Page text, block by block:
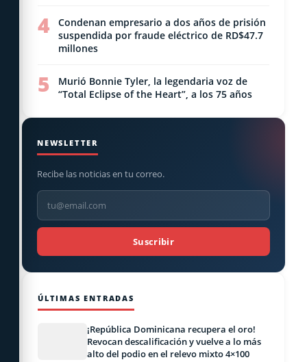
4
Condenan empresario a dos años de prisión
suspendida por fraude eléctrico de RD$47.7
millones
5
Murió Bonnie Tyler, la legendaria voz de
“Total Eclipse of the Heart”, a los 75 años
NEWSLETTER
Recibe las noticias en tu correo.
Suscribir
ÚLTIMAS ENTRADAS
¡República Dominicana recupera el oro!
Revocan descalificación y vuelve a lo más
alto del podio en el relevo mixto 4×100